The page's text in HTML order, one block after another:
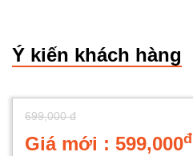
Ý kiến khách hàng
699,000 đ
Giá mới : 599,000đ